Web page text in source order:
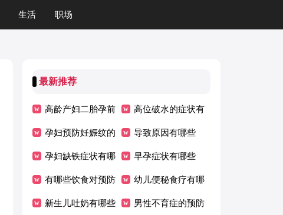
生活 职场
最新推荐
高龄产妇二胎孕前
检查项目有哪些呢
高位破水的症状有
哪些
孕妇预防妊娠纹的
方法有哪些
导致原因有哪些
孕妇缺铁症状有哪
些
早孕症状有哪些
有哪些饮食对预防
妊娠纹有帮助
幼儿便秘食疗有哪
些
新生儿吐奶有哪些 男性不育症的预防